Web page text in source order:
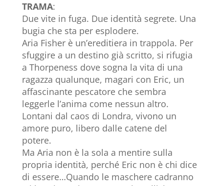
TRAMA:
Due vite in fuga. Due identità segrete. Una
bugia che sta per esplodere.
Aria Fisher è un’ereditiera in trappola. Per
sfuggire a un destino già scritto, si rifugia
a Thorpeness dove sogna la vita di una
ragazza qualunque, magari con Eric, un
affascinante pescatore che sembra
leggerle l’anima come nessun altro.
Lontani dal caos di Londra, vivono un
amore puro, libero dalle catene del
potere.
Ma Aria non è la sola a mentire sulla
propria identità, perché Eric non è chi dice
di essere…Quando le maschere cadranno